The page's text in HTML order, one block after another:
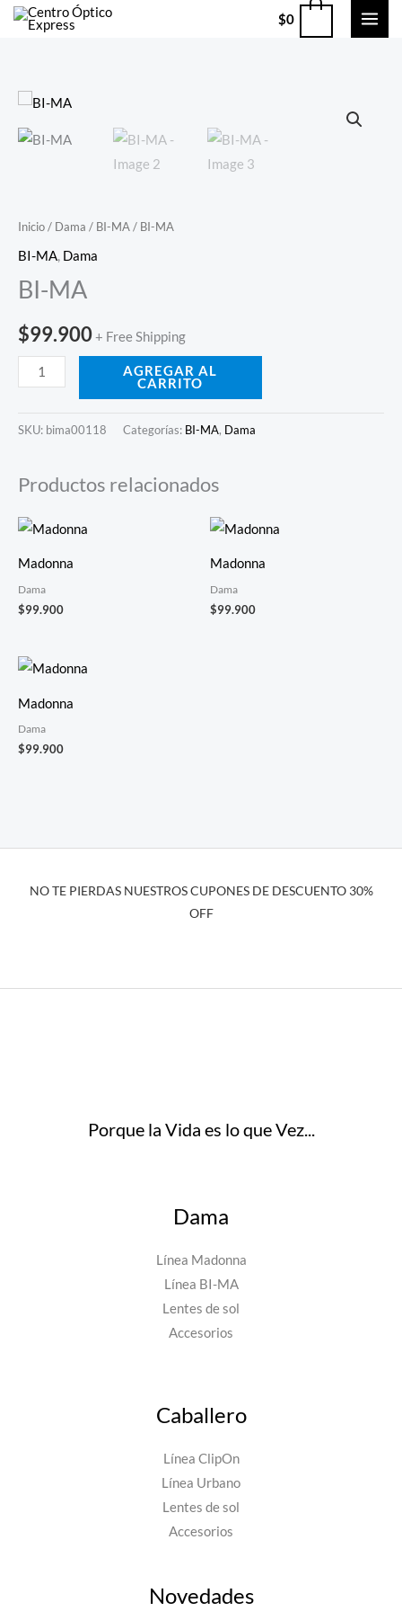
$0
Inicio/ Dama / BI-MA/ BI-MA
BI-MA, Dama
BI-MA
$99.900+ Free Shipping
BI-
MA
AGREGAR AL
CARRITO
SKU: bima00118 Categorías: BI-MA, Dama
Productos relacionados
Madonna
Dama
$99.900
Madonna
Dama
$99.900
Madonna
Dama
$99.900
NO TE PIERDAS NUESTROS CUPONES DE DESCUENTO 30%
OFF
Porque la Vida es lo que Vez...
Dama
Línea Madonna
Línea BI-MA
Lentes de sol
Accesorios
Caballero
Línea ClipOn
Línea Urbano
Lentes de sol
Accesorios
Novedades